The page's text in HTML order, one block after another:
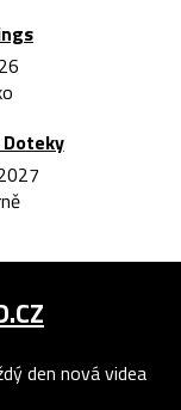
den nová videa